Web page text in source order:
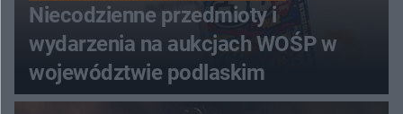
Niecodzienne przedmioty i
wydarzenia na aukcjach WOŚP w
województwie podlaskim